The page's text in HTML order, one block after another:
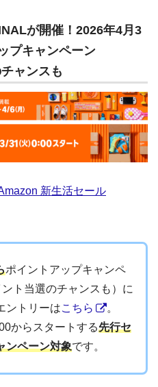
が開催！2026年4月3
プキャンペーン
ャンスも
新生活セール
ポイントアップキャンペ
ト当選のチャンスも）に
ントリーはこちら
。
からスタートする先行セ
ンペーン対象です。